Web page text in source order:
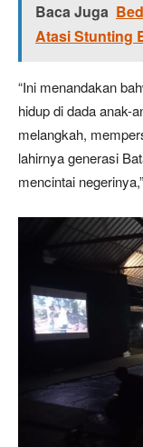
Baca Juga
Atasi Stunting
“Ini menandakan
hidup di dada anak-
melangkah,
lahirnya generasi
mencintai